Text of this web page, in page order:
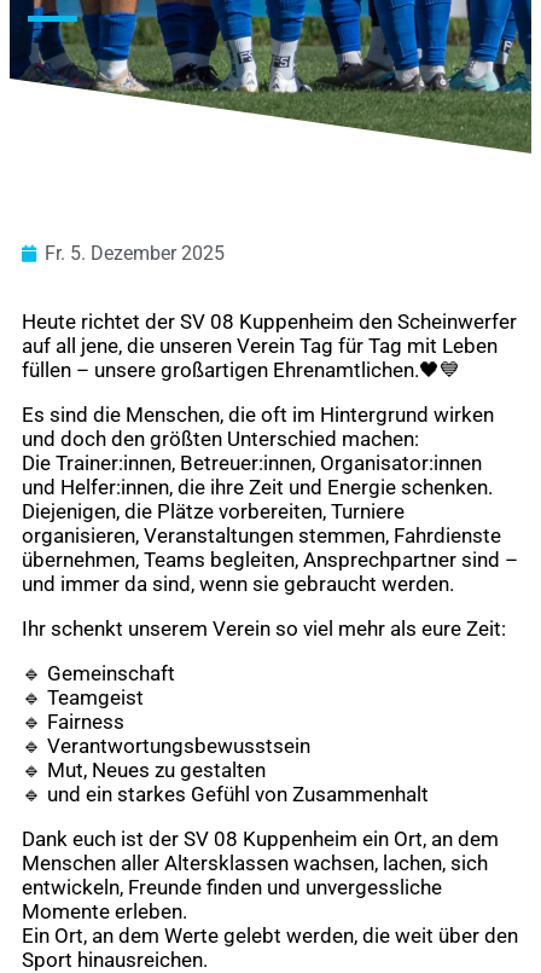
Fr. 5. Dezember 2025
Heute richtet der SV 08 Kuppenheim den Scheinwerfer
auf all jene, die unseren Verein Tag für Tag mit Leben
füllen – unsere großartigen Ehrenamtlichen.🖤💙
Es sind die Menschen, die oft im Hintergrund wirken
und doch den größten Unterschied machen:
Die Trainer:innen, Betreuer:innen, Organisator:innen
und Helfer:innen, die ihre Zeit und Energie schenken.
Diejenigen, die Plätze vorbereiten, Turniere
organisieren, Veranstaltungen stemmen, Fahrdienste
übernehmen, Teams begleiten, Ansprechpartner sind –
und immer da sind, wenn sie gebraucht werden.
Ihr schenkt unserem Verein so viel mehr als eure Zeit:
🔹 Gemeinschaft
🔹 Teamgeist
🔹 Fairness
🔹 Verantwortungsbewusstsein
🔹 Mut, Neues zu gestalten
🔹 und ein starkes Gefühl von Zusammenhalt
Dank euch ist der SV 08 Kuppenheim ein Ort, an dem
Menschen aller Altersklassen wachsen, lachen, sich
entwickeln, Freunde finden und unvergessliche
Momente erleben.
Ein Ort, an dem Werte gelebt werden, die weit über den
Sport hinausreichen.